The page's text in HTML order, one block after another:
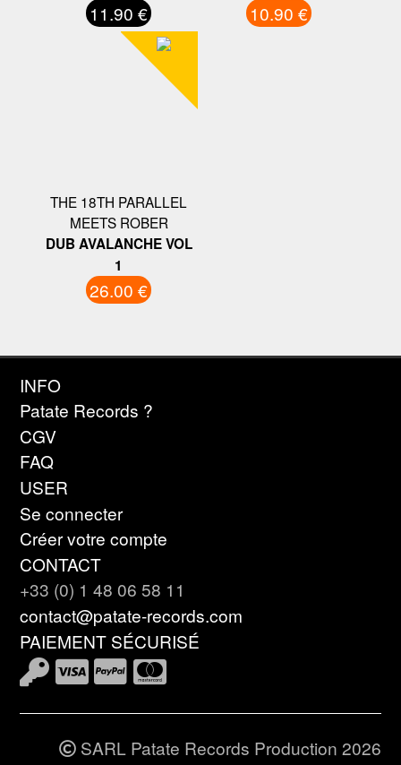
11.90 € 10.90 €
THE 18TH PARALLEL
MEETS ROBER
DUB AVALANCHE VOL
1
26.00 €
INFO
Patate Records ?
CGV
FAQ
USER
Se connecter
Créer votre compte
CONTACT
+33 (0) 1 48 06 58 11
contact@patate-records.com
PAIEMENT SÉCURISÉ
SARL Patate Records Production 2026